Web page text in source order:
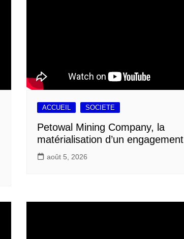
ACCUEIL SOCIETE
Petowal Mining Company, la
matérialisation d’un engagement
août 5, 2026